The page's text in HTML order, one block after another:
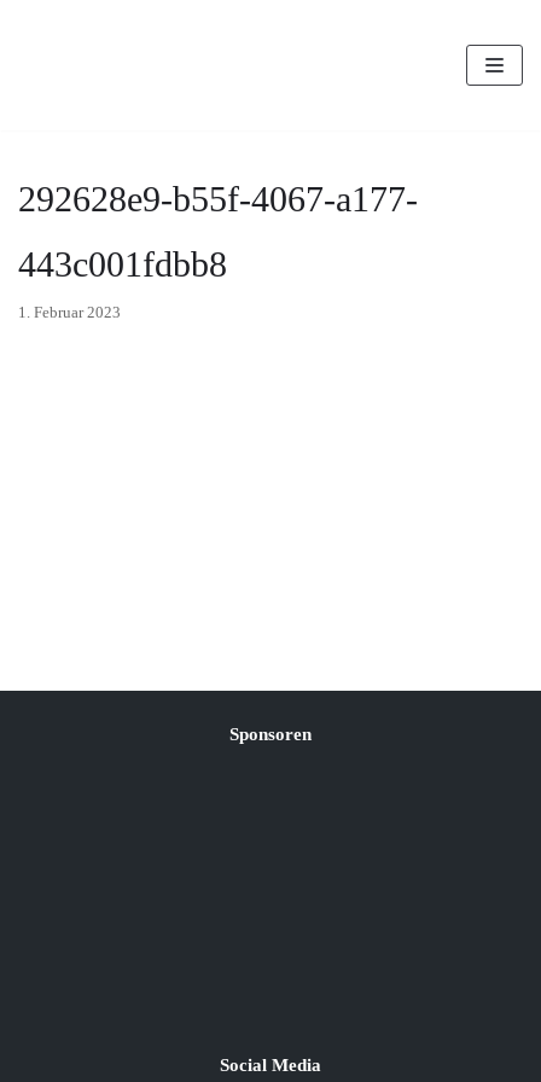
292628e9-b55f-4067-a177-
443c001fdbb8
1. Februar 2023
Sponsoren
Social Media